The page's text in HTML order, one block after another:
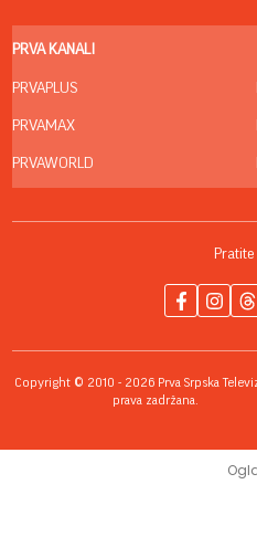
PRVA KANALI
PRVAPLUS
PRVAMAX
PRVAWORLD
Copyright © 2010 - 2026 Prva Srpska
prava zadržana.